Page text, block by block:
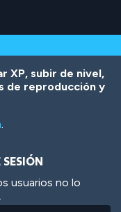
XP, subir de nivel,
de reproducción y
.
usuarios no lo